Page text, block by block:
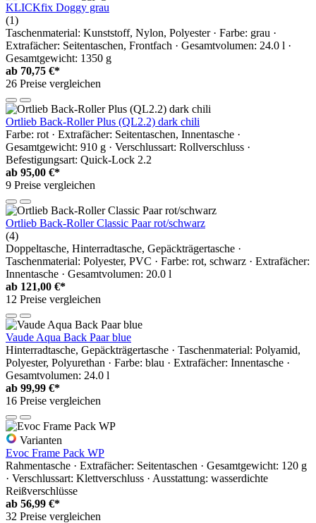
KLICKfix Doggy grau
(1)
Taschenmaterial: Kunststoff, Nylon, Polyester · Farbe: grau ·
Extrafächer: Seitentaschen, Frontfach · Gesamtvolumen: 24.0 l ·
Gesamtgewicht: 1350 g
ab 70,75 €*
26 Preise vergleichen
Ortlieb Back-Roller Plus (QL2.2) dark chili
Farbe: rot · Extrafächer: Seitentaschen, Innentasche ·
Gesamtgewicht: 910 g · Verschlussart: Rollverschluss ·
Befestigungsart: Quick-Lock 2.2
ab 95,00 €*
9 Preise vergleichen
Ortlieb Back-Roller Classic Paar rot/schwarz
(4)
Doppeltasche, Hinterradtasche, Gepäckträgertasche ·
Taschenmaterial: Polyester, PVC · Farbe: rot, schwarz · Extrafächer:
Innentasche · Gesamtvolumen: 20.0 l
ab 121,00 €*
12 Preise vergleichen
Vaude Aqua Back Paar blue
Hinterradtasche, Gepäckträgertasche · Taschenmaterial: Polyamid,
Polyester, Polyurethan · Farbe: blau · Extrafächer: Innentasche ·
Gesamtvolumen: 24.0 l
ab 99,99 €*
16 Preise vergleichen
Varianten
Evoc Frame Pack WP
Rahmentasche · Extrafächer: Seitentaschen · Gesamtgewicht: 120 g
· Verschlussart: Klettverschluss · Ausstattung: wasserdichte
Reißverschlüsse
ab 56,99 €*
32 Preise vergleichen